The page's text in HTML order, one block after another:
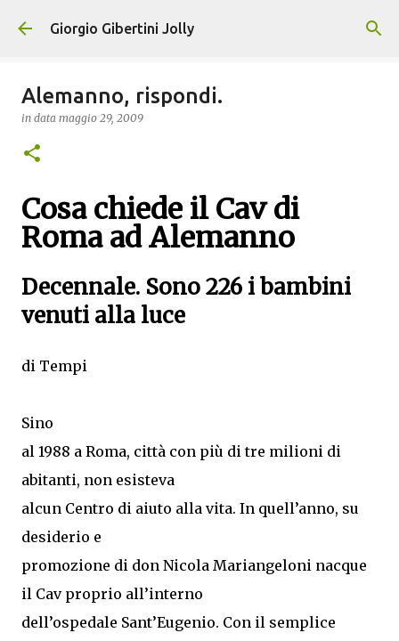
Passa ai contenuti principali
Giorgio Gibertini Jolly
Alemanno, rispondi.
in data maggio 29, 2009
Cosa chiede il Cav di
Roma ad Alemanno
Decennale. Sono 226 i bambini
venuti alla luce
di Tempi
Sino
al 1988 a Roma, città con più di tre milioni di
abitanti, non esisteva
alcun Centro di aiuto alla vita. In quell’anno, su
desiderio e
promozione di don Nicola Mariangeloni nacque
il Cav proprio all’interno
dell’ospedale Sant’Eugenio. Con il semplice